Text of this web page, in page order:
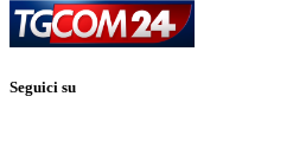
Seguici su